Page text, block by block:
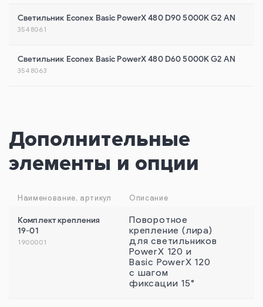
Светильник Econex Basic PowerX 480 D90 5000K G2 AN
3548061
Светильник Econex Basic PowerX 480 D60 5000K G2 AN
3548063
Дополнительные
элементы и опции
Наименование, артикул Описание
Комплект крепления
19-01
1900001
Поворотное
крепление (лира)
для светильников
PowerX 120 и
Basic PowerX 120
с шагом
фиксации 15°